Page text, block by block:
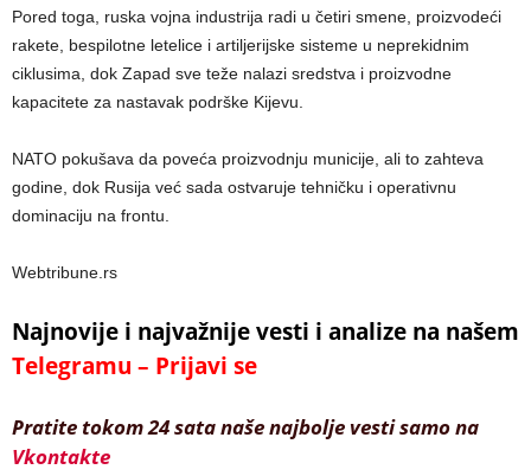
Pored toga, ruska vojna industrija radi u četiri smene, proizvodeći
rakete, bespilotne letelice i artiljerijske sisteme u neprekidnim
ciklusima, dok Zapad sve teže nalazi sredstva i proizvodne
kapacitete za nastavak podrške Kijevu.
NATO pokušava da poveća proizvodnju municije, ali to zahteva
godine, dok Rusija već sada ostvaruje tehničku i operativnu
dominaciju na frontu.
Webtribune.rs
Najnovije i najvažnije vesti i analize na našem
Telegramu – Prijavi se
Pratite tokom 24 sata naše najbolje vesti samo na
Vkontakte